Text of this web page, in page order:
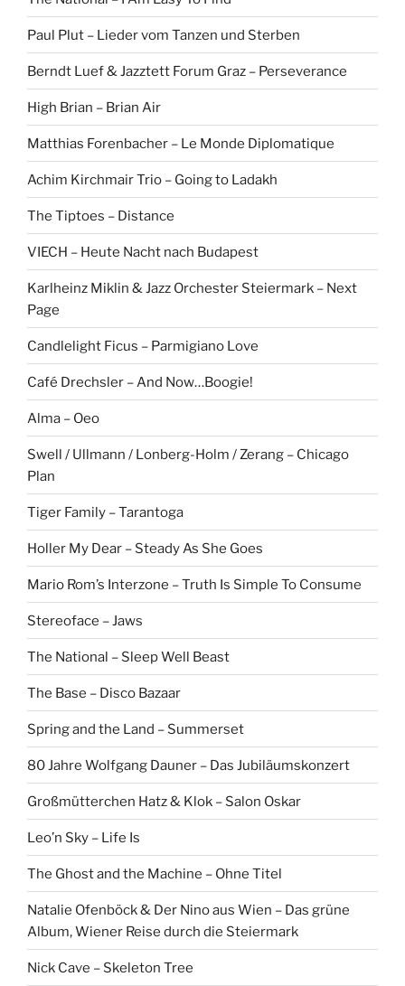
Paul Plut – Lieder vom Tanzen und Sterben
Berndt Luef & Jazztett Forum Graz – Perseverance
High Brian – Brian Air
Matthias Forenbacher – Le Monde Diplomatique
Achim Kirchmair Trio – Going to Ladakh
The Tiptoes – Distance
VIECH – Heute Nacht nach Budapest
Karlheinz Miklin & Jazz Orchester Steiermark – Next
Page
Candlelight Ficus – Parmigiano Love
Café Drechsler – And Now…Boogie!
Alma – Oeo
Swell / Ullmann / Lonberg-Holm / Zerang – Chicago
Plan
Tiger Family – Tarantoga
Holler My Dear – Steady As She Goes
Mario Rom’s Interzone – Truth Is Simple To Consume
Stereoface – Jaws
The National – Sleep Well Beast
The Base – Disco Bazaar
Spring and the Land – Summerset
80 Jahre Wolfgang Dauner – Das Jubiläumskonzert
Großmütterchen Hatz & Klok – Salon Oskar
Leo’n Sky – Life Is
The Ghost and the Machine – Ohne Titel
Natalie Ofenböck & Der Nino aus Wien – Das grüne
Album, Wiener Reise durch die Steiermark
Nick Cave – Skeleton Tree